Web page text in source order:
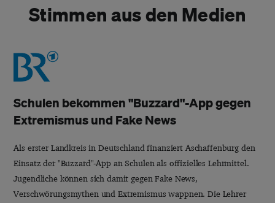
Stimmen aus den Medien
Schulen bekommen "Buzzard"-App gegen
Extremismus und Fake News
Als erster Landkreis in Deutschland finanziert Aschaffenburg den
Einsatz der "Buzzard"-App an Schulen als offizielles Lehrmittel.
Jugendliche können sich damit gegen Fake News,
Verschwörungsmythen und Extremismus wappnen. Die Lehrer